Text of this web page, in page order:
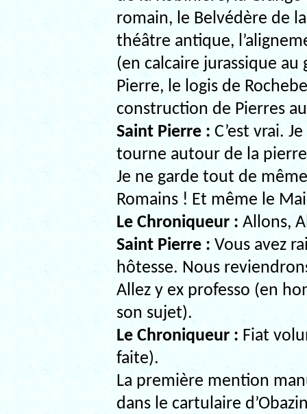
romain, le Belvédère de
théâtre antique,
(en calcaire jurassique
Pierre, le logis de
construction de Pierres
Saint Pierre : C’est vrai.
tourne autour de la
Je ne garde tout de
Romains ! Et même le
Le Chroniqueur : Allons,
Saint Pierre : Vous avez
hôtesse. Nous
Allez y ex professo (en
son sujet).
Le Chroniqueur : Fiat
faite).
La première mention
dans le cartulaire